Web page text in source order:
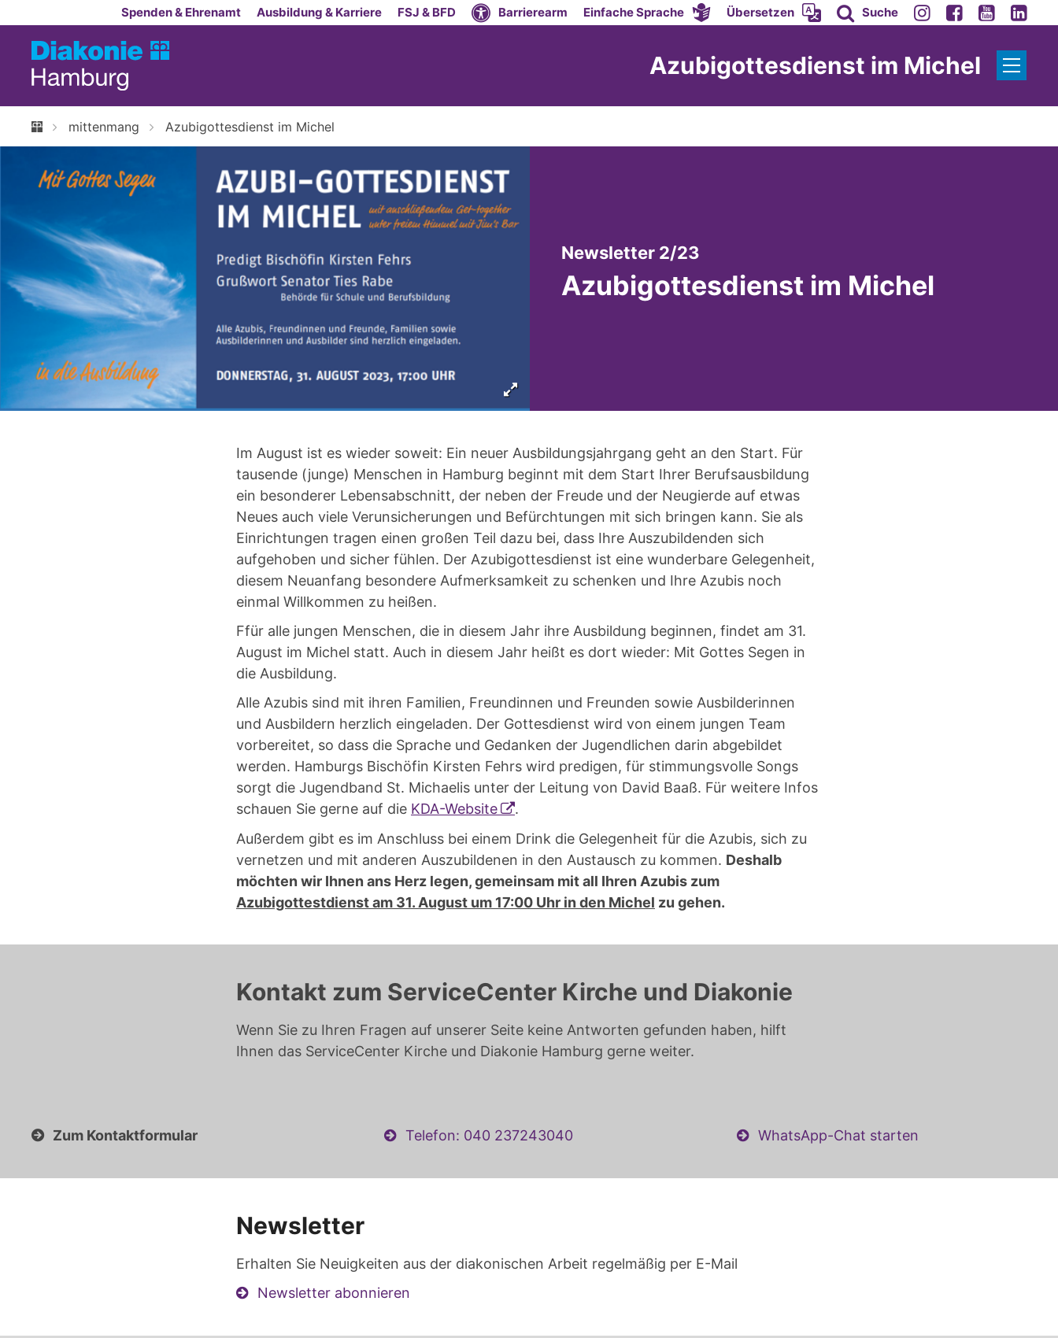
Zum Inhalt springenSpenden & Ehrenamt Ausbildung & Karriere FSJ & BFD Barrierearm Einfache Sprache Übersetzen Suche
Azubigottesdienst im Michel
mittenmang Azubigottesdienst im Michel
Newsletter 2/23
Azubigottesdienst im Michel
Im August ist es wieder soweit: Ein neuer Ausbildungsjahrgang geht an den Start. Für
tausende (junge) Menschen in Hamburg beginnt mit dem Start Ihrer Berufsausbildung
ein besonderer Lebensabschnitt, der neben der Freude und der Neugierde auf etwas
Neues auch viele Verunsicherungen und Befürchtungen mit sich bringen kann. Sie als
Einrichtungen tragen einen großen Teil dazu bei, dass Ihre Auszubildenden sich
aufgehoben und sicher fühlen. Der Azubigottesdienst ist eine wunderbare Gelegenheit,
diesem Neuanfang besondere Aufmerksamkeit zu schenken und Ihre Azubis noch
einmal Willkommen zu heißen.
Ffür alle jungen Menschen, die in diesem Jahr ihre Ausbildung beginnen, findet am 31.
August im Michel statt. Auch in diesem Jahr heißt es dort wieder: Mit Gottes Segen in
die Ausbildung.
Alle Azubis sind mit ihren Familien, Freundinnen und Freunden sowie Ausbilderinnen
und Ausbildern herzlich eingeladen. Der Gottesdienst wird von einem jungen Team
vorbereitet, so dass die Sprache und Gedanken der Jugendlichen darin abgebildet
werden. Hamburgs Bischöfin Kirsten Fehrs wird predigen, für stimmungsvolle Songs
sorgt die Jugendband St. Michaelis unter der Leitung von David Baaß. Für weitere Infos
schauen Sie gerne auf die KDA-Website
.
Außerdem gibt es im Anschluss bei einem Drink die Gelegenheit für die Azubis, sich zu
vernetzen und mit anderen Auszubildenen in den Austausch zu kommen. Deshalb
möchten wir Ihnen ans Herz legen, gemeinsam mit all Ihren Azubis zum
Azubigottestdienst am 31. August um 17:00 Uhr in den Michel zu gehen.
Kontakt zum ServiceCenter Kirche und Diakonie
Wenn Sie zu Ihren Fragen auf unserer Seite keine Antworten gefunden haben, hilft
Ihnen das ServiceCenter Kirche und Diakonie Hamburg gerne weiter.
Zum Kontaktformular Telefon: 040 237243040 WhatsApp-Chat starten
Newsletter
Erhalten Sie Neuigkeiten aus der diakonischen Arbeit regelmäßig per E-Mail
Newsletter abonnieren